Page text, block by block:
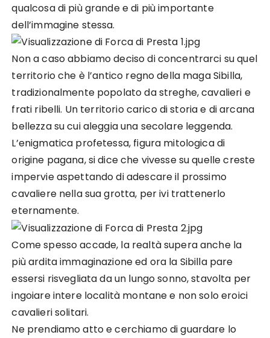
qualcosa di più grande e di più importante
dell’immagine stessa.
Non a caso abbiamo deciso di concentrarci su quel
territorio che è l’antico regno della maga Sibilla,
tradizionalmente popolato da streghe, cavalieri e
frati ribelli. Un territorio carico di storia e di arcana
bellezza su cui aleggia una secolare leggenda.
L’enigmatica profetessa, figura mitologica di
origine pagana, si dice che vivesse su quelle creste
impervie aspettando di adescare il prossimo
cavaliere nella sua grotta, per ivi trattenerlo
eternamente.
Come spesso accade, la realtà supera anche la
più ardita immaginazione ed ora la Sibilla pare
essersi risvegliata da un lungo sonno, stavolta per
ingoiare intere località montane e non solo eroici
cavalieri solitari.
Ne prendiamo atto e cerchiamo di guardare lo